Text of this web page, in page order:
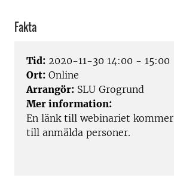
Fakta
Tid: 2020-11-30 14:00 - 15:00
Ort: Online
Arrangör: SLU Grogrund
Mer information:
En länk till webinariet
till anmälda personer.